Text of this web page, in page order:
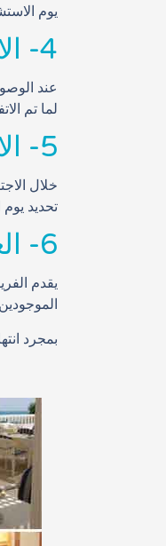
يوم
4- الاستقبال في المطار
عند
لما تم
5- الاستشارة والجراحة قبل الجراحة
خلال
تحديد
6- العلاج بمياه البحر والعناية بالجسم: الشفاء والعودة
بمجرد